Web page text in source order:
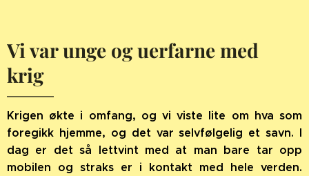
Vi var unge og uerfarne med
krig
Krigen økte i omfang, og vi viste lite om hva som
foregikk hjemme, og det var selvfølgelig et savn. I
dag er det så lettvint med at man bare tar opp
mobilen og straks er i kontakt med hele verden.